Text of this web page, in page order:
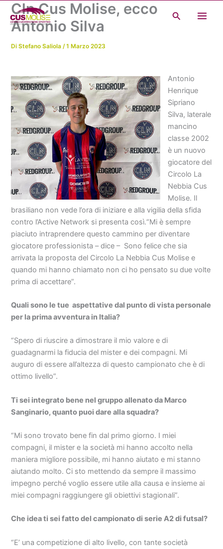
contenuto
Cerca
Cln Cus Molise, ecco
Antonio Silva
DiStefano Saliola/1 Marzo 2023
Antonio
Henrique
Sipriano
Silva, laterale
mancino
classe 2002
è un nuovo
giocatore del
Circolo La
Nebbia Cus
Molise. Il
brasiliano non vede l’ora di iniziare e alla vigilia della sfida
contro l’Active Network si presenta così.“Mi è sempre
piaciuto intraprendere questo cammino per diventare
giocatore professionista – dice – Sono felice che sia
arrivata la proposta del Circolo La Nebbia Cus Molise e
quando mi hanno chiamato non ci ho pensato su due volte
prima di accettare”.
Quali sono le tue aspettative dal punto di vista personale
per la prima avventura in Italia?
“Spero di riuscire a dimostrare il mio valore e di
guadagnarmi la fiducia del mister e dei compagni. Mi
auguro di essere all’altezza di questo campionato che è di
ottimo livello”.
Ti sei integrato bene nel gruppo allenato da Marco
Sanginario, quanto puoi dare alla squadra?
“Mi sono trovato bene fin dal primo giorno. I miei
compagni, il mister e la società mi hanno accolto nella
maniera migliore possibile, mi hanno aiutato e mi stanno
aiutando molto. Ci sto mettendo da sempre il massimo
impegno perché voglio essere utile alla causa e insieme ai
miei compagni raggiungere gli obiettivi stagionali”.
Che idea ti sei fatto del campionato di serie A2 di futsal?
“E’ una competizione di alto livello, con tante società